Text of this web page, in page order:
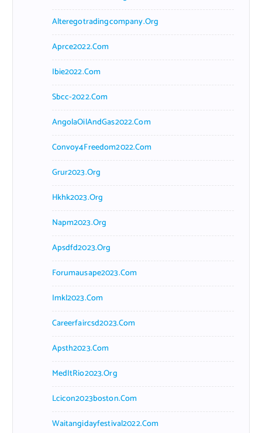
Alteregotradingcompany.org
Aprce2022.com
Ibie2022.com
Sbcc-2022.com
AngolaOilAndGas2022.com
Convoy4Freedom2022.com
Grur2023.org
Hkhk2023.org
Napm2023.org
Apsdfd2023.org
Forumausape2023.com
Imkl2023.com
Careerfaircsd2023.com
Apsth2023.com
MedItRio2023.org
Lcicon2023boston.com
Waitangidayfestival2022.com